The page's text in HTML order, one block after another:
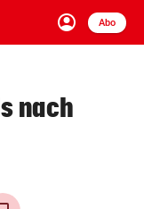
account_circle
Anmelden
Abo
close Schließen
arrow_right
nach